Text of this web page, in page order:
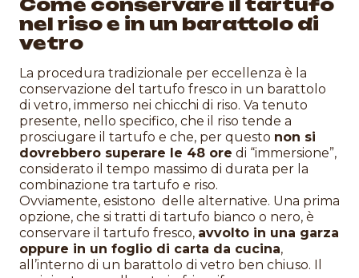
nel riso e in un barattolo di
vetro
La procedura tradizionale per eccellenza è la
conservazione del tartufo fresco in un barattolo
di vetro, immerso nei chicchi di riso. Va tenuto
presente, nello specifico, che il riso tende a
prosciugare il tartufo e che, per questo non si
dovrebbero superare le 48 ore di “immersione”,
considerato il tempo massimo di durata per la
combinazione tra tartufo e riso.
Ovviamente, esistono delle alternative. Una prima
opzione, che si tratti di tartufo bianco o nero, è
conservare il tartufo fresco, avvolto in una garza
oppure in un foglio di carta da cucina,
all’interno di un barattolo di vetro ben chiuso. Il